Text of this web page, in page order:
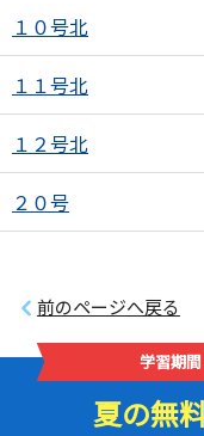
１０号北
１１号北
１２号北
２０号
前のページへ戻る
学習期
夏の無